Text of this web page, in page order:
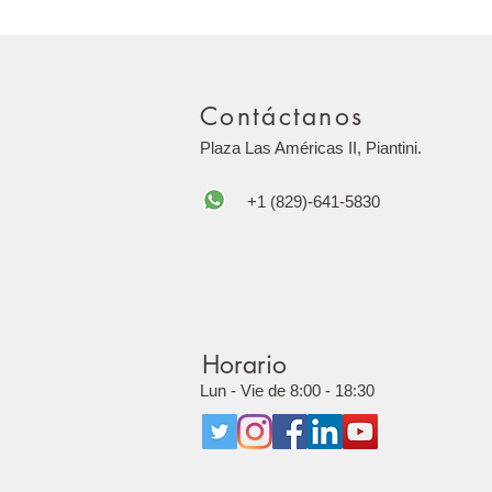
Contáctanos
Plaza Las Américas II, Piantini.
+1 (829)-641-5830
Horario
Lun - Vie de 8:00 - 18:30